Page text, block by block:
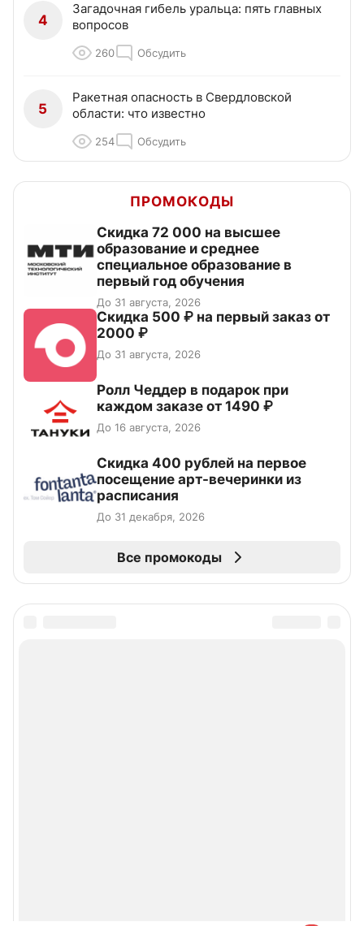
4
Загадочная гибель уральца: пять главных
вопросов
260 Обсудить
5
Ракетная опасность в Свердловской
области: что известно
254 Обсудить
ПРОМОКОДЫ
Скидка 72 000 на высшее
образование и среднее
специальное образование в
первый год обучения
До 31 августа, 2026
Скидка 500 ₽ на первый заказ от
2000 ₽
До 31 августа, 2026
Ролл Чеддер в подарок при
каждом заказе от 1490 ₽
До 16 августа, 2026
Cкидка 400 рублей на первое
посещение арт-вечеринки из
расписания
До 31 декабря, 2026
Все промокоды